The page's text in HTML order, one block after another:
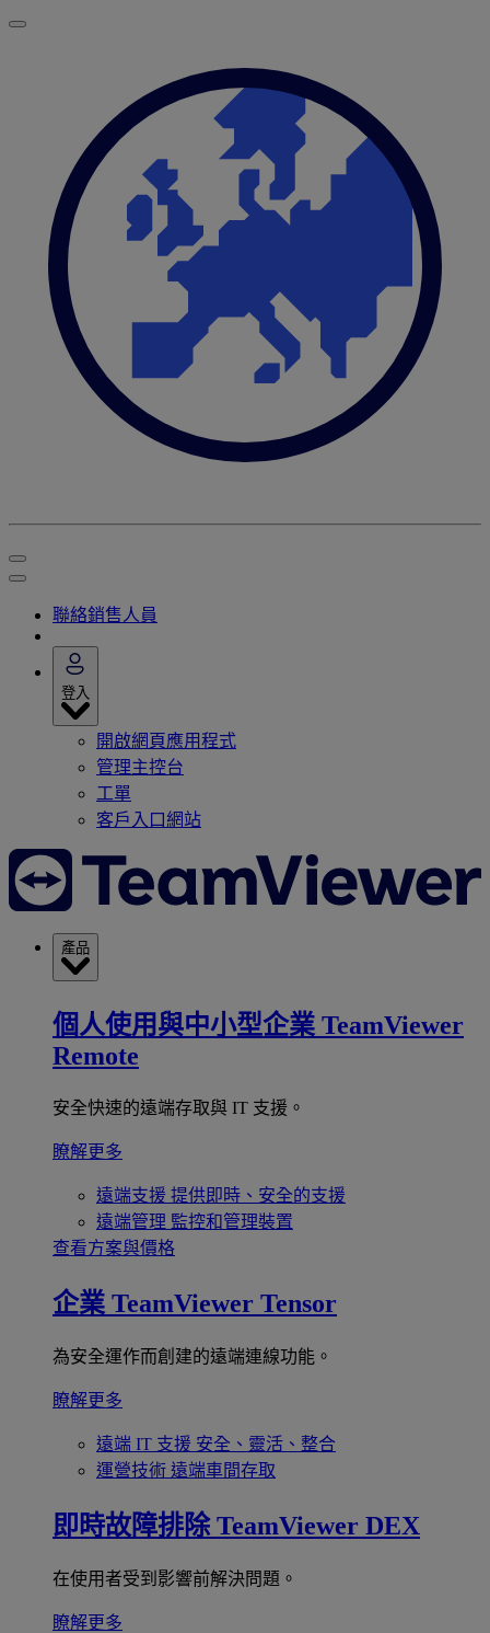
聯絡銷售人員
登入
開啟網頁應用程式
管理主控台
工單
客戶入口網站
產品
個人使用與中小型企業 TeamViewer
Remote
安全快速的遠端存取與 IT 支援。
瞭解更多
遠端支援 提供即時、安全的支援
遠端管理 監控和管理裝置
查看方案與價格
企業 TeamViewer Tensor
為安全運作而創建的遠端連線功能。
瞭解更多
遠端 IT 支援 安全、靈活、整合
運營技術 遠端車間存取
即時故障排除 TeamViewer DEX
在使用者受到影響前解決問題。
瞭解更多